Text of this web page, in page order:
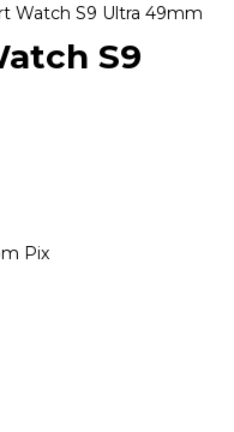
Watch S9 Ultra 49mm
S9
Pix